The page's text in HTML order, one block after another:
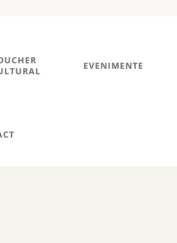
EVENIMENTE